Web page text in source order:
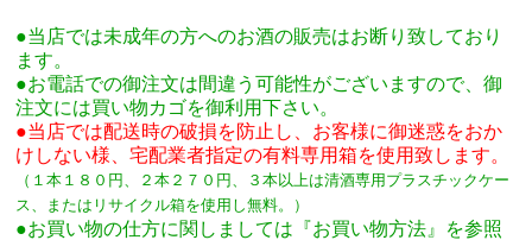
●当店では未成年の方へのお酒の販売はお断り致しており
ます。
●お電話での御注文は間違う可能性がございますので、御
注文には買い物カゴを御利用下さい。
●当店では配送時の破損を防止し、お客様に御迷惑をおか
けしない様、宅配業者指定の有料専用箱を使用致します。
（１本１８０円、２本２７０円、３本以上は清酒専用プラスチックケー
ス、またはリサイクル箱を使用し無料。
）
●お買い物の仕方に関しましては『お買い物方法』を参照